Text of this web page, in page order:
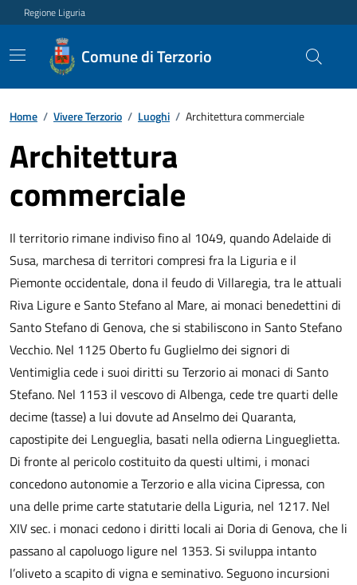
Regione Liguria
Comune di Terzorio
Home / Vivere Terzorio / Luoghi / Architettura commerciale
Architettura
commerciale
Il territorio rimane indiviso fino al 1049, quando Adelaide di
Susa, marchesa di territori compresi fra la Liguria e il
Piemonte occidentale, dona il feudo di Villaregia, tra le attuali
Riva Ligure e Santo Stefano al Mare, ai monaci benedettini di
Santo Stefano di Genova, che si stabiliscono in Santo Stefano
Vecchio. Nel 1125 Oberto fu Guglielmo dei signori di
Ventimiglia cede i suoi diritti su Terzorio ai monaci di Santo
Stefano. Nel 1153 il vescovo di Albenga, cede tre quarti delle
decime (tasse) a lui dovute ad Anselmo dei Quaranta,
capostipite dei Lengueglia, basati nella odierna Lingueglietta.
Di fronte al pericolo costituito da questi ultimi, i monaci
concedono autonomie a Terzorio e alla vicina Cipressa, con
una delle prime carte statutarie della Liguria, nel 1217. Nel
XIV sec. i monaci cedono i diritti locali ai Doria di Genova, che li
passano al capoluogo ligure nel 1353. Si sviluppa intanto
l’oliveto a scapito di vigna e seminativo. Seguono incursioni